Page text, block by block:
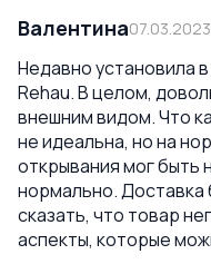
Валентина07.03.2023
Недавно установила
Rehau. В целом,
внешним видом. Что
не идеальна, но на
открывания мог быть
нормально.
сказать, что товар
аспекты, которые